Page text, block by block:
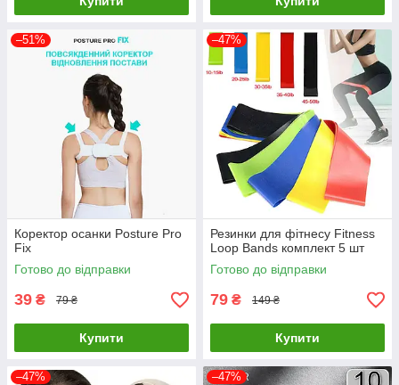
–51%
Коректор осанки Posture Pro
Fix
Готово до відправки
39 ₴ 79 ₴
Купити
–47%
Резинки для фітнесу Fitness
Loop Bands комплект 5 шт
Готово до відправки
79 ₴ 149 ₴
Купити
–47% –47%